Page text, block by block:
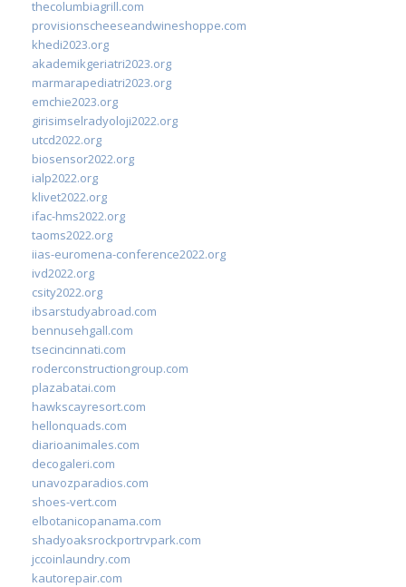
thecolumbiagrill.com
provisionscheeseandwineshoppe.com
khedi2023.org
akademikgeriatri2023.org
marmarapediatri2023.org
emchie2023.org
girisimselradyoloji2022.org
utcd2022.org
biosensor2022.org
ialp2022.org
klivet2022.org
ifac-hms2022.org
taoms2022.org
iias-euromena-conference2022.org
ivd2022.org
csity2022.org
ibsarstudyabroad.com
bennusehgall.com
tsecincinnati.com
roderconstructiongroup.com
plazabatai.com
hawkscayresort.com
hellonquads.com
diarioanimales.com
decogaleri.com
unavozparadios.com
shoes-vert.com
elbotanicopanama.com
shadyoaksrockportrvpark.com
jccoinlaundry.com
kautorepair.com